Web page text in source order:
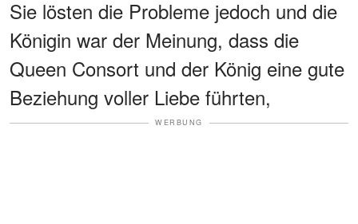
Sie lösten die Probleme jedoch und die
Königin war der Meinung, dass die
Queen Consort und der König eine gute
Beziehung voller Liebe führten,
WERBUNG